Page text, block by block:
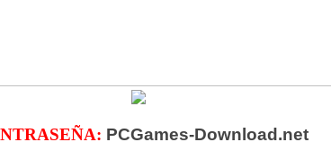
PCGames-Download.net